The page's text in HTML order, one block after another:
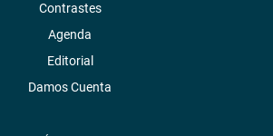
Contrastes
Agenda
Editorial
Damos Cuenta